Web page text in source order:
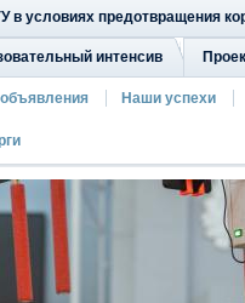
в условиях предотвращения
интенсив
Наши успехи